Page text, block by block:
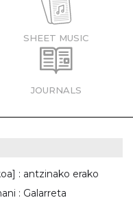
SHEET MUSIC
JOURNALS
: antzinako erako
: Galarreta